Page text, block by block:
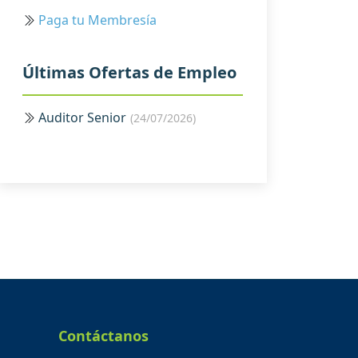
Paga tu Membresía
Últimas Ofertas de Empleo
Auditor Senior (24/07/2026)
Contáctanos